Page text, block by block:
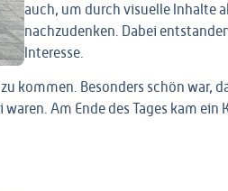
auch, um durch visuelle Inhalte
nachzudenken. Dabei
Interesse.
kommen. Besonders schön war,
Am Ende des Tages kam